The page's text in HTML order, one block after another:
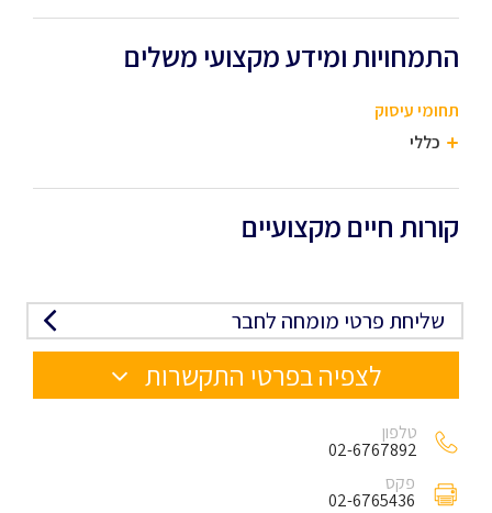
התמחויות ומידע מקצועי משלים
תחומי עיסוק
כללי
קורות חיים מקצועיים
שליחת פרטי מומחה לחבר
לצפיה בפרטי התקשרות
טלפון
02-6767892
פקס
02-6765436